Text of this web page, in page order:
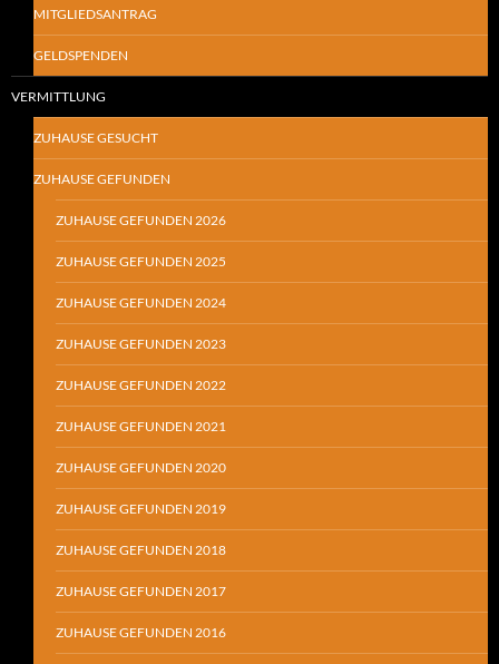
MITGLIEDSANTRAG
GELDSPENDEN
VERMITTLUNG
ZUHAUSE GESUCHT
ZUHAUSE GEFUNDEN
ZUHAUSE GEFUNDEN 2026
ZUHAUSE GEFUNDEN 2025
ZUHAUSE GEFUNDEN 2024
ZUHAUSE GEFUNDEN 2023
ZUHAUSE GEFUNDEN 2022
ZUHAUSE GEFUNDEN 2021
ZUHAUSE GEFUNDEN 2020
ZUHAUSE GEFUNDEN 2019
ZUHAUSE GEFUNDEN 2018
ZUHAUSE GEFUNDEN 2017
ZUHAUSE GEFUNDEN 2016